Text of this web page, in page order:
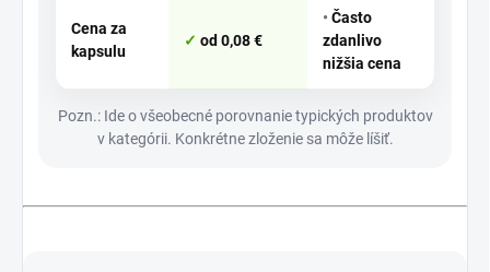
Cena za
kapsulu
od 0,08 €
Často
zdanlivo
nižšia cena
Pozn.: Ide o všeobecné porovnanie typických produktov
v kategórii. Konkrétne zloženie sa môže líšiť.